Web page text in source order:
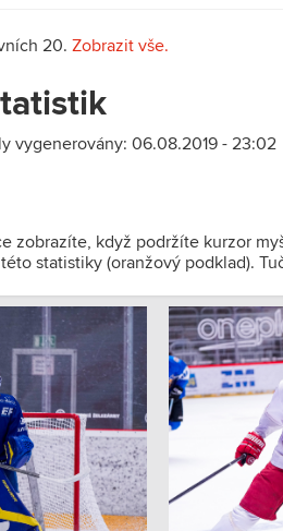
20. Zobrazit vše.
vygenerovány: 06.08.2019 - 23:02
zobrazíte, když podržíte kurzor
statistiky (oranžový podklad).